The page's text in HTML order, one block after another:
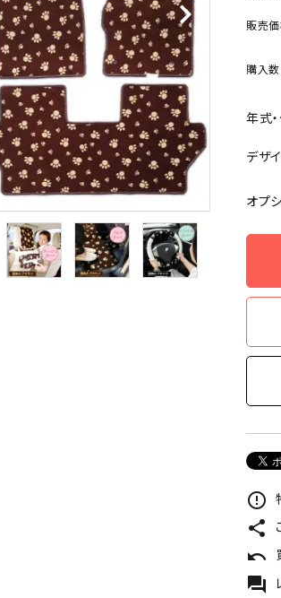
販売
購入数
年式
デザ
オプ
error_outline
share
undo
forum